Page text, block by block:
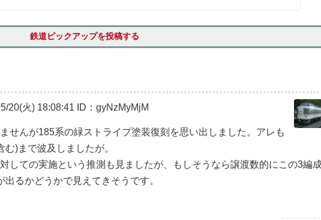
鉄道ピックアップを投稿する
20(火) 18:08:41 ID：gyNzMyMjM
せんが185系の緑ストライプ塗装復刻を思い出しました。アレも
)まで波及しましたが。
しての実施という推測も見ましたが、もしそうなら譲渡数的にこの3編
るかどうかで見えてきそうです。